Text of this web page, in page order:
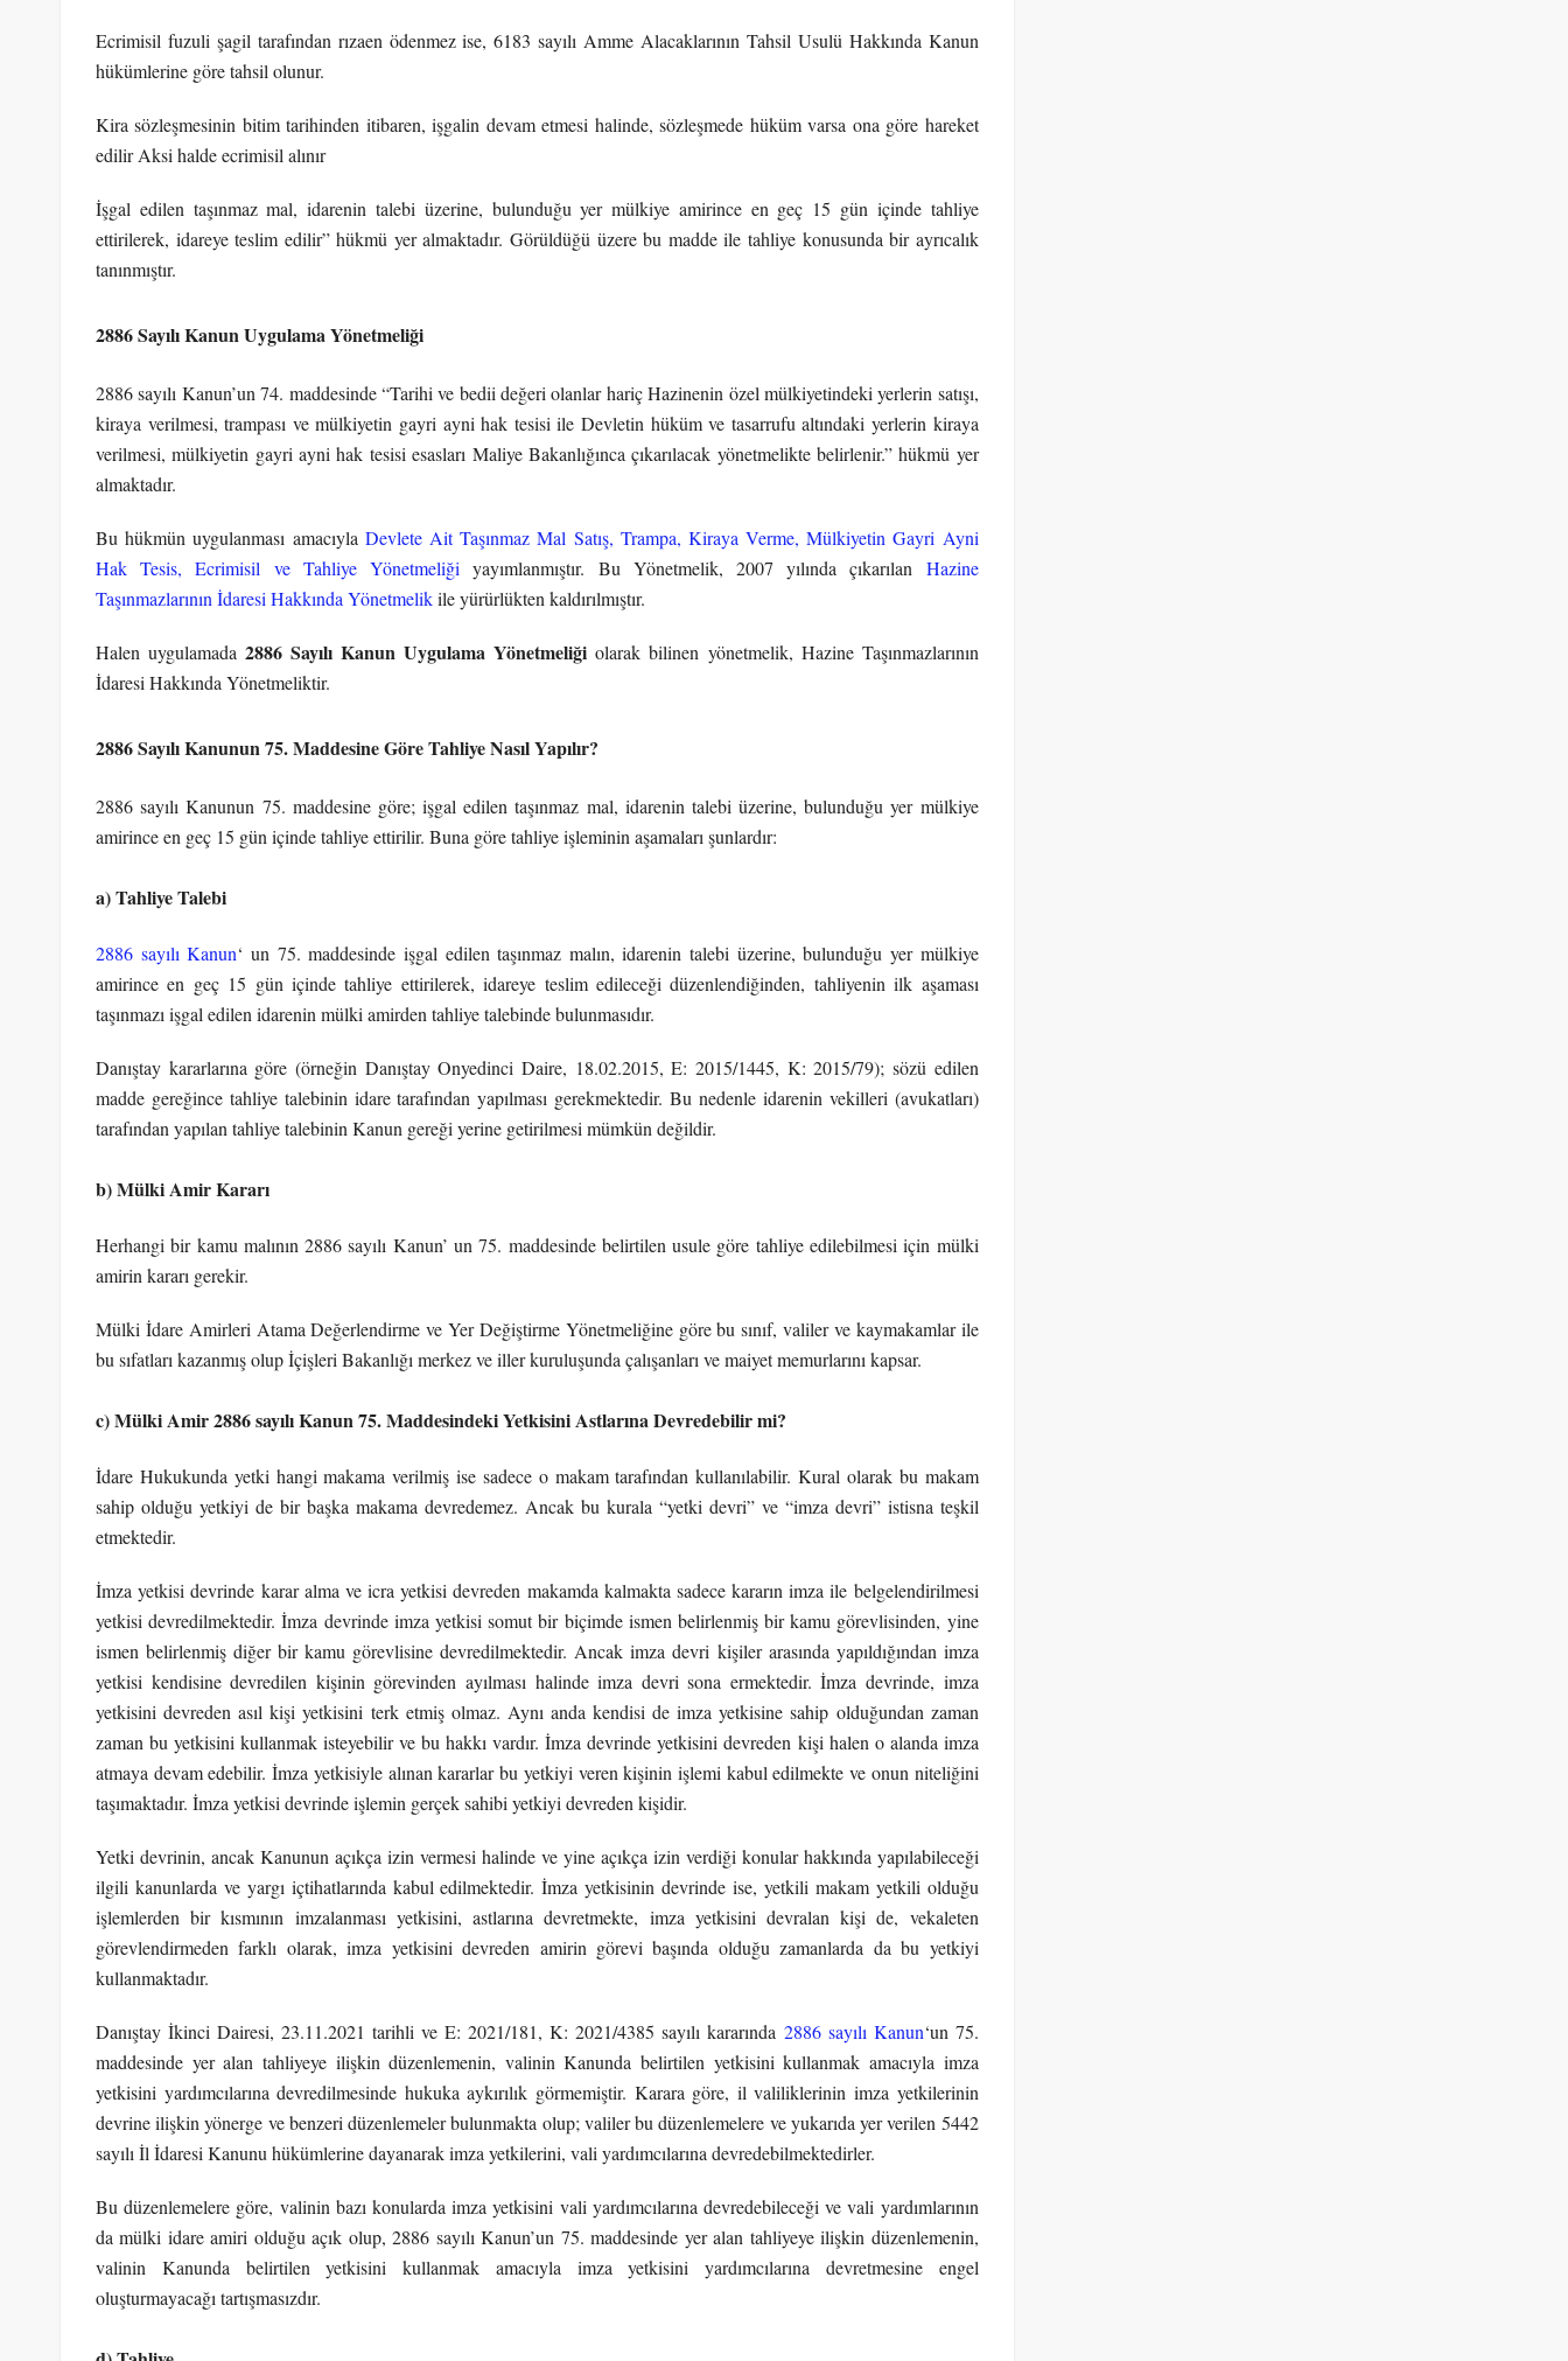
Ecrimisil fuzuli şagil tarafından rızaen ödenmez ise, 6183 sayılı Amme Alacaklarının Tahsil Usulü Hakkında Kanun
hükümlerine göre tahsil olunur.
Kira sözleşmesinin bitim tarihinden itibaren, işgalin devam etmesi halinde, sözleşmede hüküm varsa ona göre hareket
edilir Aksi halde ecrimisil alınır
İşgal edilen taşınmaz mal, idarenin talebi üzerine, bulunduğu yer mülkiye amirince en geç 15 gün içinde tahliye
ettirilerek, idareye teslim edilir” hükmü yer almaktadır. Görüldüğü üzere bu madde ile tahliye konusunda bir ayrıcalık
tanınmıştır.
2886 Sayılı Kanun Uygulama Yönetmeliği
2886 sayılı Kanun’un 74. maddesinde “Tarihi ve bedii değeri olanlar hariç Hazinenin özel mülkiyetindeki yerlerin satışı,
kiraya verilmesi, trampası ve mülkiyetin gayri ayni hak tesisi ile Devletin hüküm ve tasarrufu altındaki yerlerin kiraya
verilmesi, mülkiyetin gayri ayni hak tesisi esasları Maliye Bakanlığınca çıkarılacak yönetmelikte belirlenir.” hükmü yer
almaktadır.
Bu hükmün uygulanması amacıyla Devlete Ait Taşınmaz Mal Satış, Trampa, Kiraya Verme, Mülkiyetin Gayri Ayni
Hak Tesis, Ecrimisil ve Tahliye Yönetmeliği yayımlanmıştır. Bu Yönetmelik, 2007 yılında çıkarılan Hazine
Taşınmazlarının İdaresi Hakkında Yönetmelikile yürürlükten kaldırılmıştır.
Halen uygulamada2886 Sayılı Kanun Uygulama Yönetmeliği olarak bilinen yönetmelik, Hazine Taşınmazlarının
İdaresi Hakkında Yönetmeliktir.
2886 Sayılı Kanunun 75. Maddesine Göre Tahliye Nasıl Yapılır?
2886 sayılı Kanunun 75. maddesine göre; işgal edilen taşınmaz mal, idarenin talebi üzerine, bulunduğu yer mülkiye
amirince en geç 15 gün içinde tahliye ettirilir. Buna göre tahliye işleminin aşamaları şunlardır:
a) Tahliye Talebi
2886 sayılı Kanun‘ un 75. maddesinde işgal edilen taşınmaz malın, idarenin talebi üzerine, bulunduğu yer mülkiye
amirince en geç 15 gün içinde tahliye ettirilerek, idareye teslim edileceği düzenlendiğinden, tahliyenin ilk aşaması
taşınmazı işgal edilen idarenin mülki amirden tahliye talebinde bulunmasıdır.
Danıştay kararlarına göre (örneğin Danıştay Onyedinci Daire, 18.02.2015, E: 2015/1445, K: 2015/79); sözü edilen
madde gereğince tahliye talebinin idare tarafından yapılması gerekmektedir. Bu nedenle idarenin vekilleri (avukatları)
tarafından yapılan tahliye talebinin Kanun gereği yerine getirilmesi mümkün değildir.
b) Mülki Amir Kararı
Herhangi bir kamu malının 2886 sayılı Kanun’ un 75. maddesinde belirtilen usule göre tahliye edilebilmesi için mülki
amirin kararı gerekir.
Mülki İdare Amirleri Atama Değerlendirme ve Yer Değiştirme Yönetmeliğine göre bu sınıf, valiler ve kaymakamlar ile
bu sıfatları kazanmış olup İçişleri Bakanlığı merkez ve iller kuruluşunda çalışanları ve maiyet memurlarını kapsar.
c) Mülki Amir 2886 sayılı Kanun 75. Maddesindeki Yetkisini Astlarına Devredebilir mi?
İdare Hukukunda yetki hangi makama verilmiş ise sadece o makam tarafından kullanılabilir. Kural olarak bu makam
sahip olduğu yetkiyi de bir başka makama devredemez. Ancak bu kurala “yetki devri” ve “imza devri” istisna teşkil
etmektedir.
İmza yetkisi devrinde karar alma ve icra yetkisi devreden makamda kalmakta sadece kararın imza ile belgelendirilmesi
yetkisi devredilmektedir. İmza devrinde imza yetkisi somut bir biçimde ismen belirlenmiş bir kamu görevlisinden, yine
ismen belirlenmiş diğer bir kamu görevlisine devredilmektedir. Ancak imza devri kişiler arasında yapıldığından imza
yetkisi kendisine devredilen kişinin görevinden ayılması halinde imza devri sona ermektedir. İmza devrinde, imza
yetkisini devreden asıl kişi yetkisini terk etmiş olmaz. Aynı anda kendisi de imza yetkisine sahip olduğundan zaman
zaman bu yetkisini kullanmak isteyebilir ve bu hakkı vardır. İmza devrinde yetkisini devreden kişi halen o alanda imza
atmaya devam edebilir. İmza yetkisiyle alınan kararlar bu yetkiyi veren kişinin işlemi kabul edilmekte ve onun niteliğini
taşımaktadır. İmza yetkisi devrinde işlemin gerçek sahibi yetkiyi devreden kişidir.
Yetki devrinin, ancak Kanunun açıkça izin vermesi halinde ve yine açıkça izin verdiği konular hakkında yapılabileceği
ilgili kanunlarda ve yargı içtihatlarında kabul edilmektedir. İmza yetkisinin devrinde ise, yetkili makam yetkili olduğu
işlemlerden bir kısmının imzalanması yetkisini, astlarına devretmekte, imza yetkisini devralan kişi de, vekaleten
görevlendirmeden farklı olarak, imza yetkisini devreden amirin görevi başında olduğu zamanlarda da bu yetkiyi
kullanmaktadır.
Danıştay İkinci Dairesi, 23.11.2021 tarihli ve E: 2021/181, K: 2021/4385 sayılı kararında 2886 sayılı Kanun‘un 75.
maddesinde yer alan tahliyeye ilişkin düzenlemenin, valinin Kanunda belirtilen yetkisini kullanmak amacıyla imza
yetkisini yardımcılarına devredilmesinde hukuka aykırılık görmemiştir. Karara göre, il valiliklerinin imza yetkilerinin
devrine ilişkin yönerge ve benzeri düzenlemeler bulunmakta olup; valiler bu düzenlemelere ve yukarıda yer verilen 5442
sayılı İl İdaresi Kanunu hükümlerine dayanarak imza yetkilerini, vali yardımcılarına devredebilmektedirler.
Bu düzenlemelere göre, valinin bazı konularda imza yetkisini vali yardımcılarına devredebileceği ve vali yardımlarının
da mülki idare amiri olduğu açık olup, 2886 sayılı Kanun’un 75. maddesinde yer alan tahliyeye ilişkin düzenlemenin,
valinin Kanunda belirtilen yetkisini kullanmak amacıyla imza yetkisini yardımcılarına devretmesine engel
oluşturmayacağı tartışmasızdır.